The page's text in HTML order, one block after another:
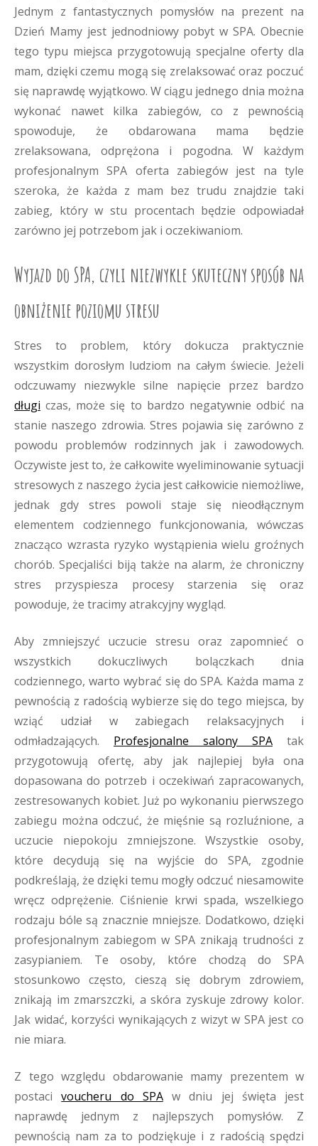
Jednym z fantastycznych pomysłów na prezent na
Dzień Mamy jest jednodniowy pobyt w SPA. Obecnie
tego typu miejsca przygotowują specjalne oferty dla
mam, dzięki czemu mogą się zrelaksować oraz poczuć
się naprawdę wyjątkowo. W ciągu jednego dnia można
wykonać nawet kilka zabiegów, co z pewnością
spowoduje, że obdarowana mama będzie
zrelaksowana, odprężona i pogodna. W każdym
profesjonalnym SPA oferta zabiegów jest na tyle
szeroka, że każda z mam bez trudu znajdzie taki
zabieg, który w stu procentach będzie odpowiadał
zarówno jej potrzebom jak i oczekiwaniom.
Wyjazd do SPA, czyli niezwykle skuteczny sposób na
obniżenie poziomu stresu
Stres to problem, który dokucza praktycznie
wszystkim dorosłym ludziom na całym świecie. Jeżeli
odczuwamy niezwykle silne napięcie przez bardzo
długi czas, może się to bardzo negatywnie odbić na
stanie naszego zdrowia. Stres pojawia się zarówno z
powodu problemów rodzinnych jak i zawodowych.
Oczywiste jest to, że całkowite wyeliminowanie sytuacji
stresowych z naszego życia jest całkowicie niemożliwe,
jednak gdy stres powoli staje się nieodłącznym
elementem codziennego funkcjonowania, wówczas
znacząco wzrasta ryzyko wystąpienia wielu groźnych
chorób. Specjaliści biją także na alarm, że chroniczny
stres przyspiesza procesy starzenia się oraz
powoduje, że tracimy atrakcyjny wygląd.
Aby zmniejszyć uczucie stresu oraz zapomnieć o
wszystkich dokuczliwych bolączkach dnia
codziennego, warto wybrać się do SPA. Każda mama z
pewnością z radością wybierze się do tego miejsca, by
wziąć udział w zabiegach relaksacyjnych i
odmładzających. Profesjonalne salony SPA tak
przygotowują ofertę, aby jak najlepiej była ona
dopasowana do potrzeb i oczekiwań zapracowanych,
zestresowanych kobiet. Już po wykonaniu pierwszego
zabiegu można odczuć, że mięśnie są rozluźnione, a
uczucie niepokoju zmniejszone. Wszystkie osoby,
które decydują się na wyjście do SPA, zgodnie
podkreślają, że dzięki temu mogły odczuć niesamowite
wręcz odprężenie. Ciśnienie krwi spada, wszelkiego
rodzaju bóle są znacznie mniejsze. Dodatkowo, dzięki
profesjonalnym zabiegom w SPA znikają trudności z
zasypianiem. Te osoby, które chodzą do SPA
stosunkowo często, cieszą się dobrym zdrowiem,
znikają im zmarszczki, a skóra zyskuje zdrowy kolor.
Jak widać, korzyści wynikających z wizyt w SPA jest co
nie miara.
Z tego względu obdarowanie mamy prezentem w
postacivoucheru do SPAw dniu jej święta jest
naprawdę jednym z najlepszych pomysłów. Z
pewnością nam za to podziękuje i z radością spędzi